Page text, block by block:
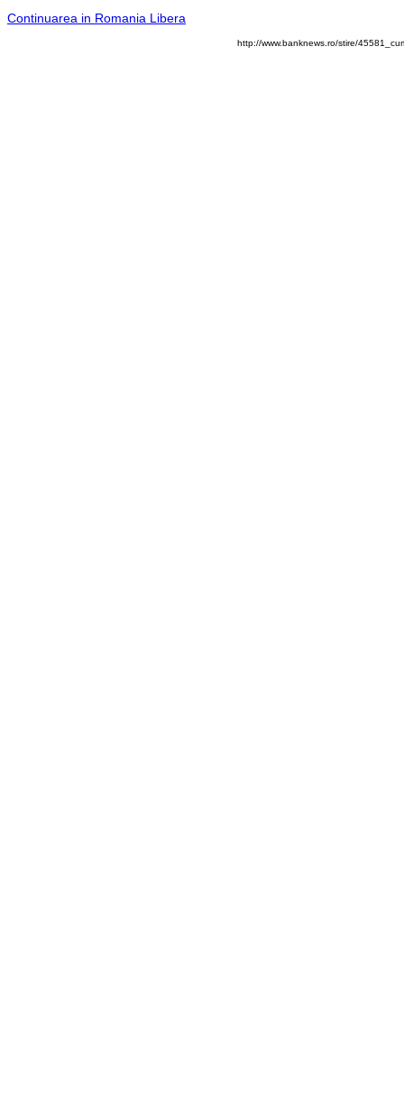
Continuarea in Romania Libera
http://www.banknews.ro/stire/